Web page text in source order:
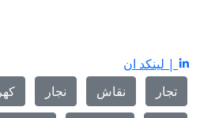
ان
نقاش
نجار كهربائي